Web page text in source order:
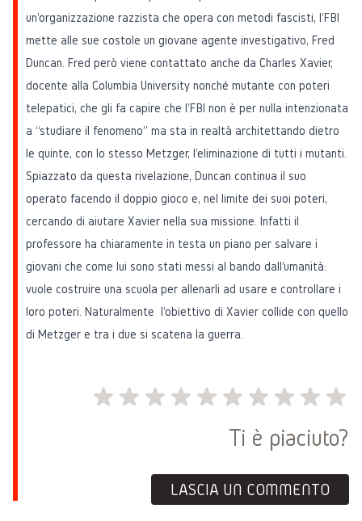
Ti è piaciuto?
LASCIA UN COMMENTO
un'organizzazione razzista che opera con metodi fascisti, l'FBI
mette alle sue costole un giovane agente investigativo, Fred
Duncan. Fred però viene contattato anche da Charles Xavier,
docente alla Columbia University nonché mutante con poteri
telepatici, che gli fa capire che l'FBI non è per nulla intenzionata
a “studiare il fenomeno” ma sta in realtà architettando dietro
le quinte, con lo stesso Metzger, l'eliminazione di tutti i mutanti.
Spiazzato da questa rivelazione, Duncan continua il suo
operato facendo il doppio gioco e, nel limite dei suoi poteri,
cercando di aiutare Xavier nella sua missione. Infatti il
professore ha chiaramente in testa un piano per salvare i
giovani che come lui sono stati messi al bando dall'umanità:
vuole costruire una scuola per allenarli ad usare e controllare i
loro poteri. Naturalmente l'obiettivo di Xavier collide con quello
di Metzger e tra i due si scatena la guerra.